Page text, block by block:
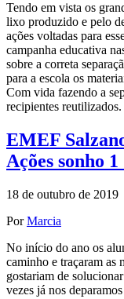
Tendo em vista os
lixo produzido e pelo
ações voltadas para
campanha educativa
sobre a correta
para a escola os
Com vida fazendo a
recipientes reutilizados.
EMEF
Ações sonho 1
18 de outubro de 2019
PorMarcia
No início do ano os
caminho e traçaram as
gostariam de
vezes já nos